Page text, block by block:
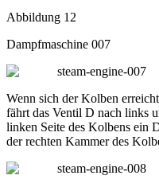
Abbildung 12
Dampfmaschine 007
Wenn sich der Kolben
fährt das Ventil D nach links
linken Seite des Kolbens ein
der rechten Kammer des